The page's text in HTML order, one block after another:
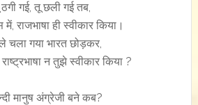
गई, तू छली गई तब,
राजभाषा ही स्वीकार किया।
चला गया भारत छोड़कर,
न तुझे स्वीकार किया ?
मानुष अंग्रेजी बने कब?